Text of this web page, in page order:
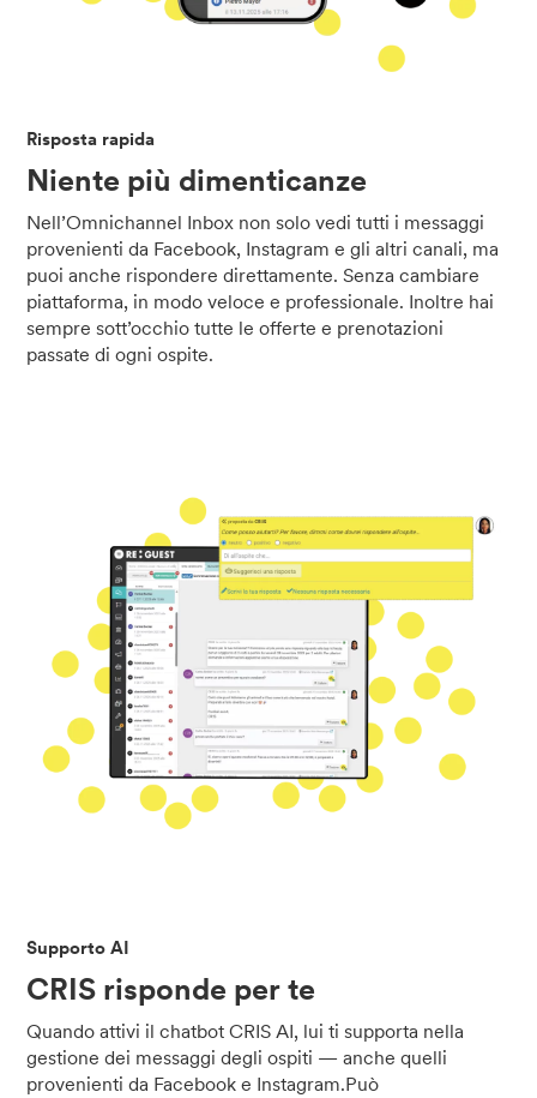
Risposta rapida
Niente più dimenticanze
Nell’Omnichannel Inbox non solo vedi tutti i messaggi
provenienti da Facebook, Instagram e gli altri canali, ma
puoi anche rispondere direttamente. Senza cambiare
piattaforma, in modo veloce e professionale. Inoltre hai
sempre sott’occhio tutte le offerte e prenotazioni
passate di ogni ospite.
Supporto AI
CRIS risponde per te
Quando attivi il chatbot CRIS AI, lui ti supporta nella
gestione dei messaggi degli ospiti — anche quelli
provenienti da Facebook e Instagram.Può